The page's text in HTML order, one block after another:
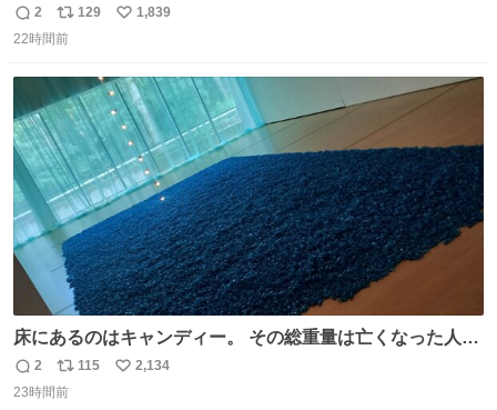
てかっこ悪いなぁ →せや
返
信
2
リ
ポ
ト
数
129
い
数
1,839
22時間前
床にあるのはキャンディー。 その総重量は亡くなった人と
同等の重さだそうです。 鑑賞者は一つ持ち帰れますが、亡
くなった人の一部を持ち帰っているような感覚になりまし
返
信
2
リ
ポ
115
い
2,134
23時間前